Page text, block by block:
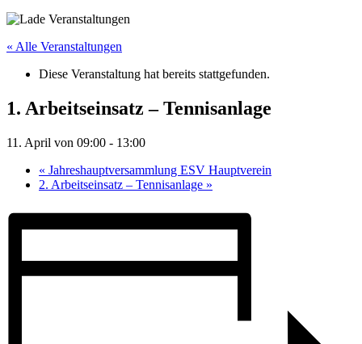
« Alle Veranstaltungen
Diese Veranstaltung hat bereits stattgefunden.
1. Arbeitseinsatz – Tennisanlage
11. April von 09:00 - 13:00
« Jahreshauptversammlung ESV Hauptverein
2. Arbeitseinsatz – Tennisanlage »